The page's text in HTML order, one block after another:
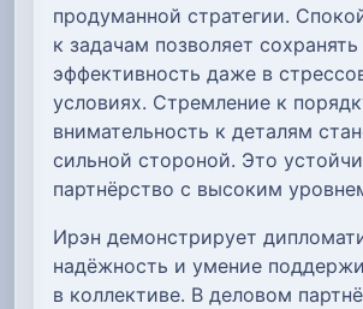
продуманной стратегии.
к задачам позволяет сохранять
эффективность даже в
условиях. Стремление к
внимательность к деталям
сильной стороной. Это
партнёрство с высоким
Ирэн демонстрирует
надёжность и умение
в коллективе. В деловом